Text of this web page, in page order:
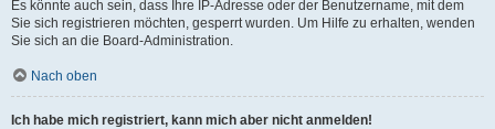
Es könnte auch sein, dass Ihre IP-Adresse oder der Benutzername, mit dem
Sie sich registrieren möchten, gesperrt wurden. Um Hilfe zu erhalten, wenden
Sie sich an die Board-Administration.
Nach oben
Ich habe mich registriert, kann mich aber nicht anmelden!